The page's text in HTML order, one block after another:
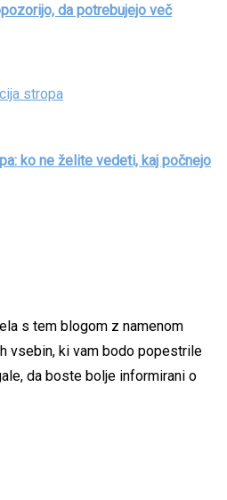
da potrebujejo več
ko ne želite vedeti, kaj počnejo
s tem blogom z namenom
vsebin, ki vam bodo popestrile
da boste bolje informirani o